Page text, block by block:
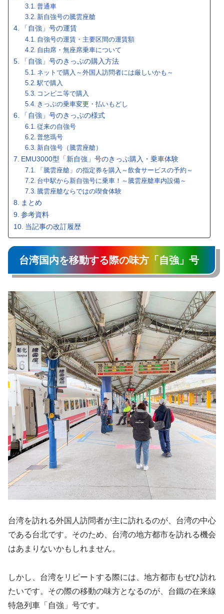
普通車
新自強号の騰雲座艙
「自強」号の運賃
自強号の運賃・主要区間の運賃額
自由席・無座席乗車について
「自強」号のきっぷの購入方法
ネットで購入～外国人訪問者には厳しいかも～
駅で購入
コンビニ等で購入
きっぷの乗車変更・払いもどし
「自強」号のきっぷの様式
従来の自強号
普悠瑪号
新自強号（騰雲座艙）
EMU3000型「新自強」号のきっぷ購入・乗車体験
「騰雲座艙」の指定券を購入～飲食サービスの予約～
台中駅から新自強号に乗車！～騰雲座艙車内設備～
騰雲座艙ならではの喫食体験
まとめ
参考資料
当記事の改訂履歴
台湾国内を移動する際の味方「自強」号
台湾を訪れる外国人訪問者が主に訪れるのが、台湾の中心
である台北です。そのため、台湾の地方都市を訪れる機会
はあまりないかもしれません。
しかし、台湾をリピートする際には、地方都市もぜひ訪れ
たいです。その際の移動の味方となるのが、台鐵の在来線
特急列車「自強」号です。